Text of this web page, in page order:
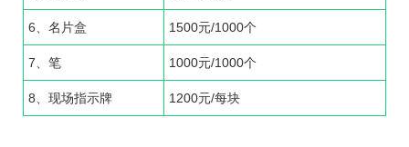
6、名片盒 1500元/1000个
7、笔 1000元/1000个
8、现场指示牌 1200元/每块